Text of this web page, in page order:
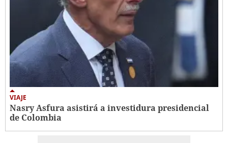
VIAJE
Nasry Asfura asistirá a investidura presidencial
de Colombia